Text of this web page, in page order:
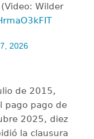
Wilder
2026
de 2015,
pago pago de
2025, diez
la clausura